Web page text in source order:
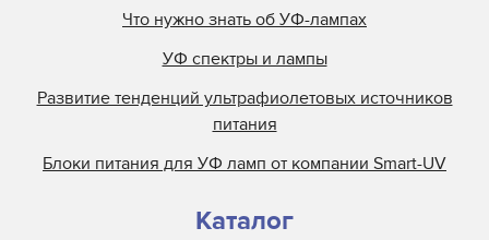
Что нужно знать об УФ-лампах
УФ спектры и лампы
Развитие тенденций ультрафиолетовых источников
питания
Блоки питания для УФ ламп от компании Smart-UV
Каталог